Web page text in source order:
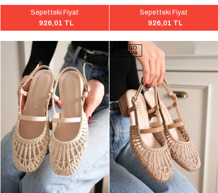
Sepetteki Fiyat
926,01 TL
Sepetteki Fiyat
926,01 TL
KARGO
BEDAVA